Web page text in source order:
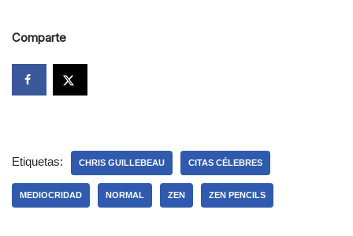
Comparte
Etiquetas: CHRIS GUILLEBEAU CITAS CÉLEBRES
MEDIOCRIDAD NORMAL ZEN ZEN PENCILS